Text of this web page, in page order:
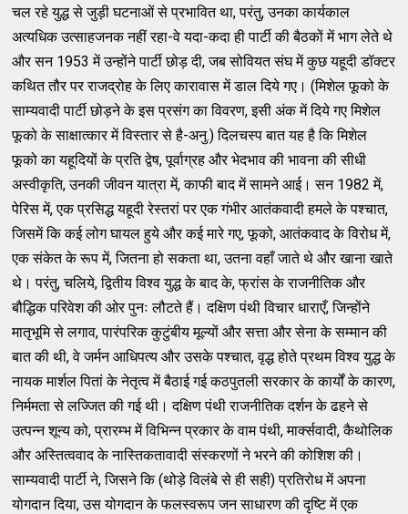
चल रहे युद्ध से जुड़ी घटनाओं से प्रभावित था, परंतु, उनका कार्यकाल
अत्यधिक उत्साहजनक नहीं रहा-वे यदा-कदा ही पार्टी की बैठकों में भाग लेते थे
और सन 1953 में उन्होंने पार्टी छोड़ दी, जब सोवियत संघ में कुछ यहूदी डॉक्टर
कथित तौर पर राजद्रोह के लिए कारावास में डाल दिये गए। (मिशेल फूको के
साम्यवादी पार्टी छोड़ने के इस प्रसंग का विवरण, इसी अंक में दिये गए मिशेल
फूको के साक्षात्कार में विस्तार से है-अनु.) दिलचस्प बात यह है कि मिशेल
फूको का यहूदियों के प्रति द्वेष, पूर्वाग्रह और भेदभाव की भावना की सीधी
अस्वीकृति, उनकी जीवन यात्रा में, काफी बाद में सामने आई। सन 1982 में,
पेरिस में, एक प्रसिद्ध यहूदी रेस्तरां पर एक गंभीर आतंकवादी हमले के पश्चात,
जिसमें कि कई लोग घायल हुये और कई मारे गए, फूको, आतंकवाद के विरोध में,
एक संकेत के रूप में, जितना हो सकता था, उतना वहाँ जाते थे और खाना खाते
थे। परंतु, चलिये, द्वितीय विश्व युद्ध के बाद के, फ्रांस के राजनीतिक और
बौद्धिक परिवेश की ओर पुनः लौटते हैं। दक्षिण पंथी विचार धाराएँ, जिन्होंने
मातृभूमि से लगाव, पारंपरिक कुटुंबीय मूल्यों और सत्ता और सेना के सम्मान की
बात की थी, वे जर्मन आधिपत्य और उसके पश्चात, वृद्ध होते प्रथम विश्व युद्ध के
नायक मार्शल पितां के नेतृत्व में बैठाई गई कठपुतली सरकार के कार्यों के कारण,
निर्ममता से लज्जित की गई थी। दक्षिण पंथी राजनीतिक दर्शन के ढहने से
उत्पन्न शून्य को, प्रारम्भ में विभिन्न प्रकार के वाम पंथी, मार्क्सवादी, कैथोलिक
और अस्तित्ववाद के नास्तिकतावादी संस्करणों ने भरने की कोशिश की।
साम्यवादी पार्टी ने, जिसने कि (थोड़े विलंबे से ही सही) प्रतिरोध में अपना
योगदान दिया, उस योगदान के फलस्वरूप जन साधारण की दृष्टि में एक